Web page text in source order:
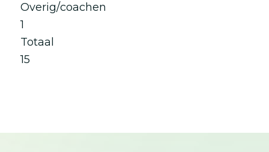
Overig/coachen
1
Totaal
15